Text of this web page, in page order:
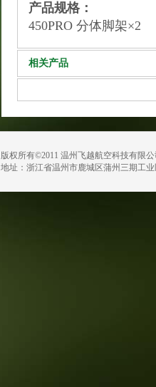
产品规格：
450PRO 分体脚架×2
相关产品
版权所有©2011 温州飞越航空科技有限
地址：浙江省温州市鹿城区蒲州三期工业